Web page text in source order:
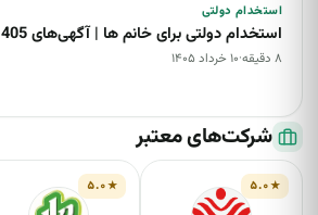
استخدام دولتی
استخدام دولتی برای خانم ها | آگهی‌های 1405
۸ دقیقه ·۱۰ خرداد ۱۴۰۵
شرکت‌های معتبر
۵.۰ ۵.۰